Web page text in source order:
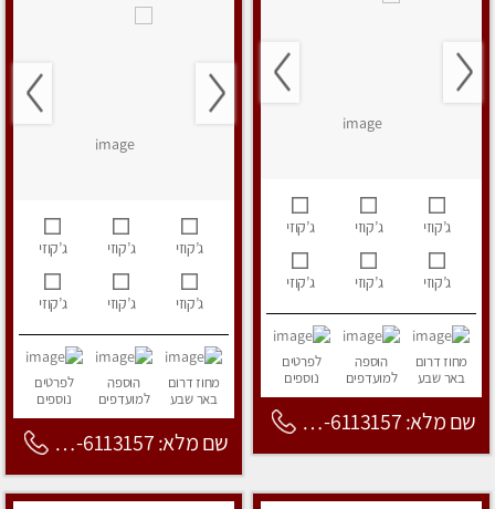
ג’קוזי ג’קוזי ג’קוזי
ג’קוזי ג’קוזי ג’קוזי
מחוז דרום
באר שבע
הוספה
למועדפים
לפרטים
נוספים
שם מלא: 053-6113157
ג’קוזי ג’קוזי ג’קוזי
ג’קוזי ג’קוזי ג’קוזי
מחוז דרום
באר שבע
הוספה
למועדפים
לפרטים
נוספים
שם מלא: 053-6113157